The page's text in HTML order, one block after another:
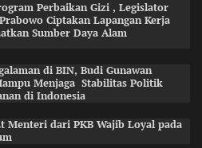
Perbaikan Gizi , Legislator
Ciptakan Lapangan Kerja
Sumber Daya Alam
di BIN, Budi Gunawan
Menjaga Stabilitas Politik
di Indonesia
Menteri dari PKB Wajib Loyal pada